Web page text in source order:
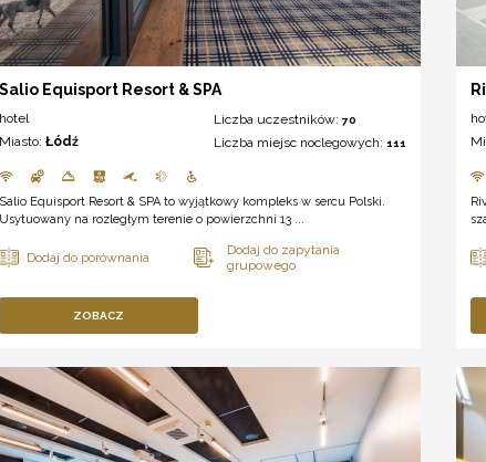
Salio Equisport Resort & SPA
hotel
Miasto: Łódź
Liczba uczestników:70
Liczba miejsc noclegowych:111
Salio Equisport Resort & SPA to wyjątkowy kompleks w sercu Polski.
Usytuowany na rozległym terenie o powierzchni 13 ...
ZOBACZ